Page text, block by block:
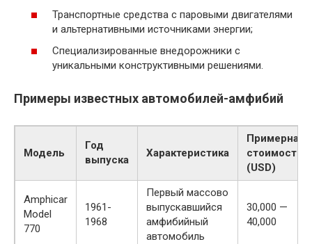
Транспортные средства с паровыми двигателями
и альтернативными источниками энергии;
Специализированные внедорожники с
уникальными конструктивными решениями.
Примеры известных автомобилей-амфибий
Модель
Год
выпуска
Характеристика
Примерная
стоимость
(USD)
Amphicar
Model
770
1961-
1968
Первый массово
выпускавшийся
амфибийный
автомобиль
30,000 —
40,000